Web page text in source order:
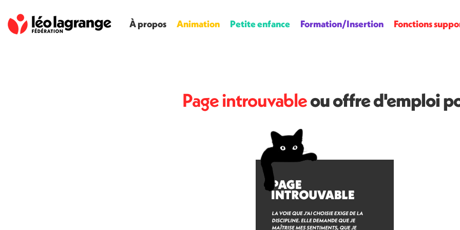
À propos Animation Petite enfance Formation/Insertion Fonctions
Page introuvableou offre d'emploi